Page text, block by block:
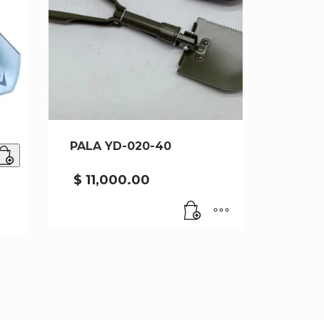
PALA YD-020-40
$ 11,000.00